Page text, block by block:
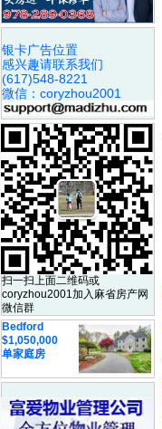
银卡广告位置
感兴趣请联系我们
(617)548-8221
微信：coryzhou2001
扫一扫上面二维码或
coryzhou2001加入麻省房产网
微信群
Bedford
$1,050,000
单家庭房